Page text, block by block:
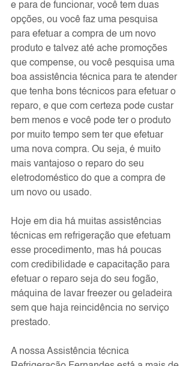
e para de funcionar, você tem duas
opções, ou você faz uma pesquisa
para efetuar a compra de um novo
produto e talvez até ache promoções
que compense, ou você pesquisa uma
boa assistência técnica para te atender
que tenha bons técnicos para efetuar o
reparo, e que com certeza pode custar
bem menos e você pode ter o produto
por muito tempo sem ter que efetuar
uma nova compra. Ou seja, é muito
mais vantajoso o reparo do seu
eletrodoméstico do que a compra de
um novo ou usado.
Hoje em dia há muitas assistências
técnicas em refrigeração que efetuam
esse procedimento, mas há poucas
com credibilidade e capacitação para
efetuar o reparo seja do seu fogão,
máquina de lavar freezer ou geladeira
sem que haja reincidência no serviço
prestado.
A nossa Assistência técnica